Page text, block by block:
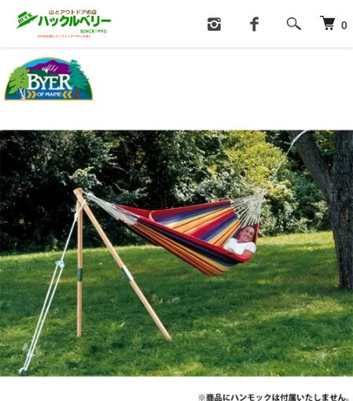
0
ホーム ファニチャー